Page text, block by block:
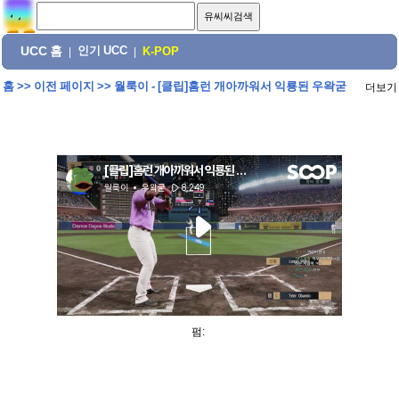
UCC 홈 인기 UCC K-POP
홈>> 이전 페이지 >> 월룩이 - [클립]홈런 개아까워서 익룡된 우왁굳 더보기
펌: